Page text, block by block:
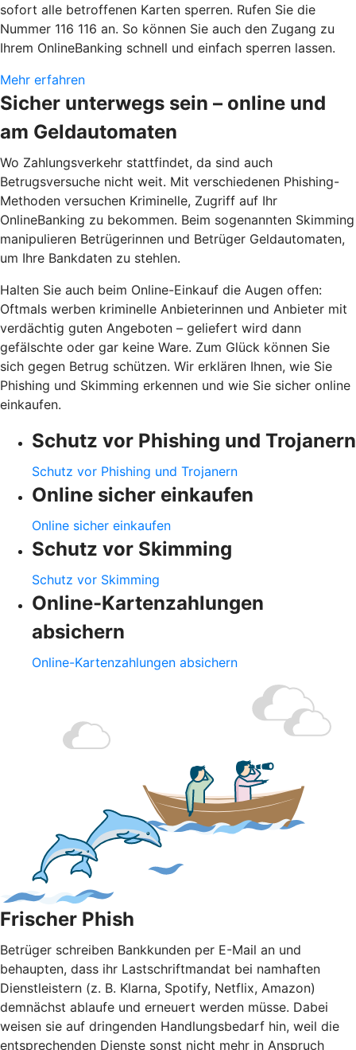
sofort alle betroffenen Karten sperren. Rufen Sie die
Nummer 116 116 an. So können Sie auch den Zugang zu
Ihrem OnlineBanking schnell und einfach sperren lassen.
Mehr erfahren
Sicher unterwegs sein – online und
am Geldautomaten
Wo Zahlungsverkehr stattfindet, da sind auch
Betrugsversuche nicht weit. Mit verschiedenen Phishing-
Methoden versuchen Kriminelle, Zugriff auf Ihr
OnlineBanking zu bekommen. Beim sogenannten Skimming
manipulieren Betrügerinnen und Betrüger Geldautomaten,
um Ihre Bankdaten zu stehlen.
Halten Sie auch beim Online-Einkauf die Augen offen:
Oftmals werben kriminelle Anbieterinnen und Anbieter mit
verdächtig guten Angeboten – geliefert wird dann
gefälschte oder gar keine Ware. Zum Glück können Sie
sich gegen Betrug schützen. Wir erklären Ihnen, wie Sie
Phishing und Skimming erkennen und wie Sie sicher online
einkaufen.
Schutz vor Phishing und Trojanern
Schutz vor Phishing und Trojanern
Online sicher einkaufen
Online sicher einkaufen
Schutz vor Skimming
Schutz vor Skimming
Online-Kartenzahlungen
absichern
Online-Kartenzahlungen absichern
Frischer Phish
Betrüger schreiben Bankkunden per E-Mail an und
behaupten, dass ihr Lastschriftmandat bei namhaften
Dienstleistern (z. B. Klarna, Spotify, Netflix, Amazon)
demnächst ablaufe und erneuert werden müsse. Dabei
weisen sie auf dringenden Handlungsbedarf hin, weil die
entsprechenden Dienste sonst nicht mehr in Anspruch